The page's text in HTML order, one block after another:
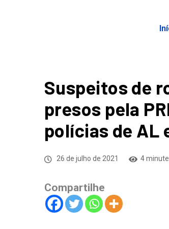
Suspeitos de
presos pela
polícias de AL
26 de julho de 2021 4
Compartilhe